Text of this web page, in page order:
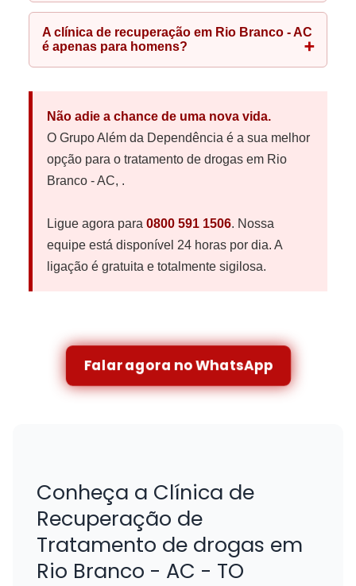
A clínica de recuperação em Rio Branco - AC
é apenas para homens?
Não adie a chance de uma nova vida.
O Grupo Além da Dependência é a sua melhor
opção para o tratamento de drogas em Rio
Branco - AC, .
Ligue agora para 0800 591 1506. Nossa
equipe está disponível 24 horas por dia. A
ligação é gratuita e totalmente sigilosa.
Falar agora no WhatsApp
Conheça a Clínica de
Recuperação de
Tratamento de drogas em
Rio Branco - AC - TO